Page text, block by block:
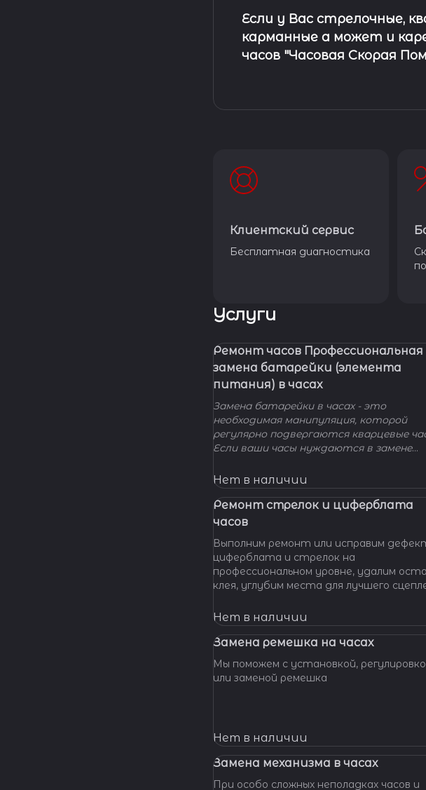
Если у Вас стрелочные,
карманные а может и
часов "Часовая Скорая
Клиентский сервис
Бесплатная диагностика
Услуги
Ремонт часов Профессиональная
замена батарейки (элемента
питания) в часах
Замена батарейки в часах - это
необходимая манипуляция, которой
регулярно подвергаются кварцевые
Если ваши часы нуждаются в замене
нашу мастерскую! Наши мастера с
удовольствием помогут вам решить
вашу проблему и произведут замену
батарейки профессионально, быстро,
Нет в наличии
Ремонт стрелок и циферблата
часов
Выполним ремонт или исправим
циферблата и стрелок на
профессиональном уровне, удалим
клея, углубим места для лучшего
стрелки, метки, камни. Восстановим
крепления циферблата к механизму.
Нет в наличии
Замена ремешка на часах
Мы поможем с установкой,
или заменой ремешка
Нет в наличии
Замена механизма в часах
При особо сложных неполадках часов и